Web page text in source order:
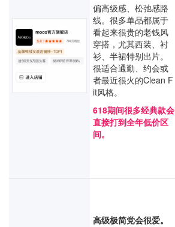
偏高级感、松弛感路
线。很多单品都属于
看起来很贵的老钱风
穿搭，尤其西装、衬
衫、半裙特别出片。
很适合通勤、约会或
者最近很火的Clean F
it风格。
618期间很多经典款会
直接打到全年低价区
间。
高级极简党会很爱。